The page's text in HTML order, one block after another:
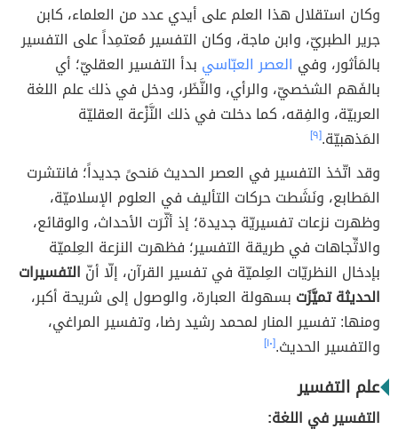
وكان استقلال هذا العلم على أيدي عدد من العلماء، كابن
جرير الطبريّ، وابن ماجة، وكان التفسير مُعتمِداً على التفسير
بالمَأثور، وفي العصر العبّاسي بدأ التفسير العقليّ؛ أي
بالفَهم الشخصيّ، والرأي، والنَّظَر، ودخل في ذلك علم اللغة
العربيّة، والفِقه، كما دخلت في ذلك النَّزْعة العقليّة
المَذهبيّة.[٩]
وقد اتّخذ التفسير في العصر الحديث مَنحىً جديداً؛ فانتشرت
المَطابع، ونَشَطت حركات التأليف في العلوم الإسلاميّة،
وظهرت نزعات تفسيريّة جديدة؛ إذ أثّرَت الأحداث، والوقائع،
والاتِّجاهات في طريقة التفسير؛ فظهرت النزعة العِلميّة
بإدخال النظريّات العِلميّة في تفسير القرآن، إلّا أنّ التفسيرات
الحديثة تميَّزَت بسهولة العبارة، والوصول إلى شريحة أكبر،
ومنها: تفسير المنار لمحمد رشيد رضا، وتفسير المراغي،
والتفسير الحديث.[١٠]
علم التفسير
التفسير في اللغة: